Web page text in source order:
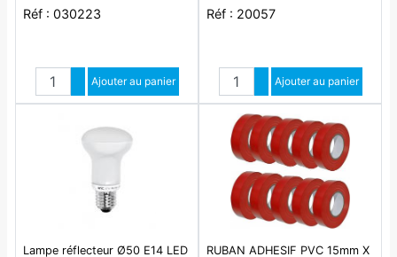
Réf : 030223
Quantité
Augmenter quantité
Diminuer quantité
Ajouter au panier
Réf : 20057
Quantité
Augmenter quantité
Diminuer quantité
Ajouter au panier
Lampe réflecteur Ø50 E14 LED
RUBAN ADHESIF PVC 15mm X